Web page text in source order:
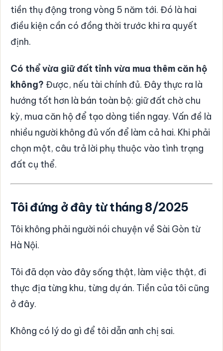
tiền thụ động trong vòng 5 năm tới. Đó là hai
điều kiện cần có đồng thời trước khi ra quyết
định.
Có thể vừa giữ đất tỉnh vừa mua thêm căn hộ
không? Được, nếu tài chính đủ. Đây thực ra là
hướng tốt hơn là bán toàn bộ: giữ đất chờ chu
kỳ, mua căn hộ để tạo dòng tiền ngay. Vấn đề là
nhiều người không đủ vốn để làm cả hai. Khi phải
chọn một, câu trả lời phụ thuộc vào tình trạng
đất cụ thể.
Tôi đứng ở đây từ tháng 8/2025
Tôi không phải người nói chuyện về Sài Gòn từ
Hà Nội.
Tôi đã dọn vào đây sống thật, làm việc thật, đi
thực địa từng khu, từng dự án. Tiền của tôi cũng
ở đây.
Không có lý do gì để tôi dẫn anh chị sai.